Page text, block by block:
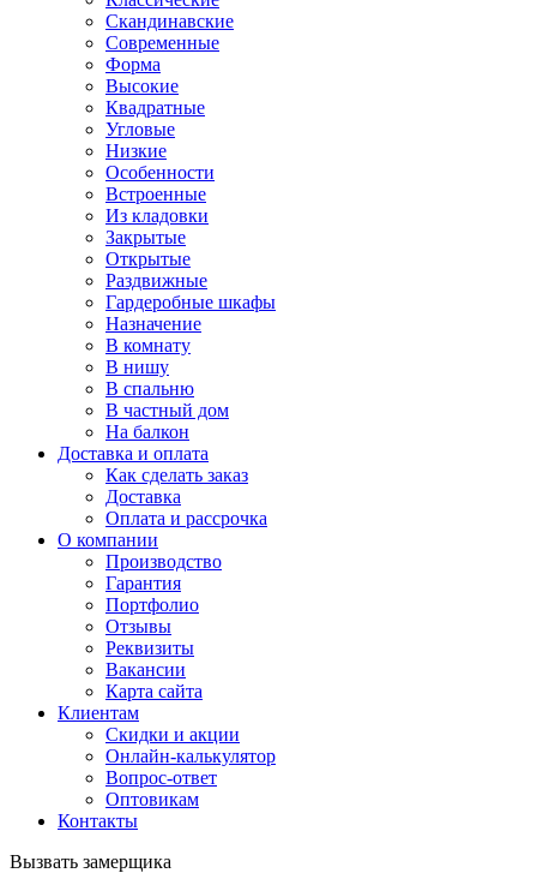
Скандинавские
Современные
Форма
Высокие
Квадратные
Угловые
Низкие
Особенности
Встроенные
Из кладовки
Закрытые
Открытые
Раздвижные
Гардеробные шкафы
Назначение
В комнату
В нишу
В спальню
В частный дом
На балкон
Доставка и оплата
Как сделать заказ
Доставка
Оплата и рассрочка
О компании
Производство
Гарантия
Портфолио
Отзывы
Реквизиты
Вакансии
Карта сайта
Клиентам
Скидки и акции
Онлайн-калькулятор
Вопрос-ответ
Оптовикам
Контакты
Вызвать замерщика